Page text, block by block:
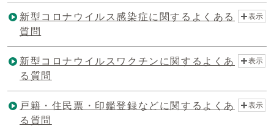
新型コロナウイルス感染症に関するよくある
質問
表示
新型コロナウイルスワクチンに関するよくあ
る質問
表示
戸籍・住民票・印鑑登録などに関するよくあ
る質問
表示